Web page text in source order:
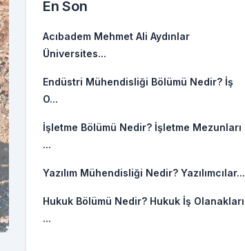
En Son
Acıbadem Mehmet Ali Aydınlar
Üniversites...
Endüstri Mühendisliği Bölümü Nedir? İş
O...
İşletme Bölümü Nedir? İşletme Mezunları
...
Yazılım Mühendisliği Nedir? Yazılımcılar...
Hukuk Bölümü Nedir? Hukuk İş Olanakları
...